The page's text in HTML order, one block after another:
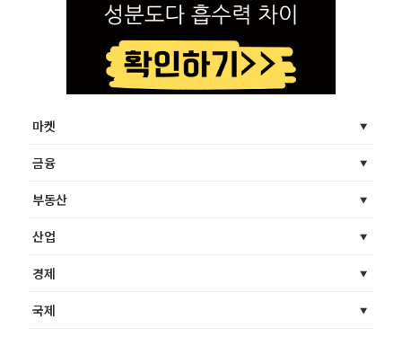
마켓
금융
부동산
산업
경제
국제